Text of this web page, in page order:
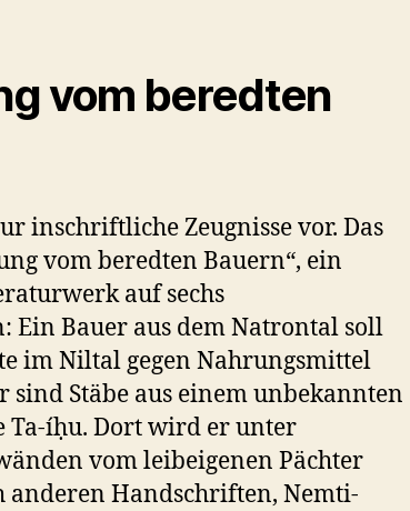
vom beredten
inschriftliche Zeugnisse vor. Das
vom beredten Bauern“, ein
auf sechs
Ein Bauer aus dem Natrontal soll
im Niltal gegen Nahrungsmittel
sind Stäbe aus einem unbekannten
Ta-íḥu. Dort wird er unter
vom leibeigenen Pächter
anderen Handschriften, Nemti-